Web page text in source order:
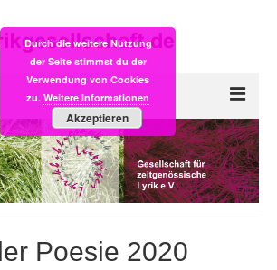
Poesie 2020
Durch die weitere Nutzung
der Seite stimmst du der
Verwendung von Cookies
zu. Weitere Informationen
Akzeptieren